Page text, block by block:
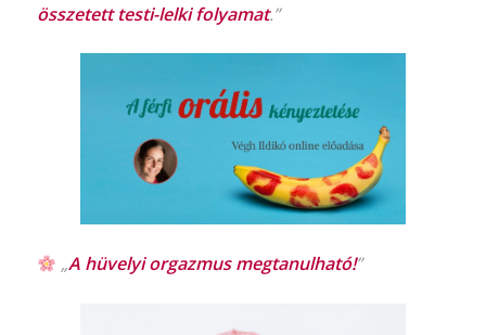
összetett testi-lelki folyamat.”
„A hüvelyi orgazmus megtanulható!”